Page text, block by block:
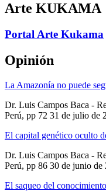
Arte KUKAMA
Portal Arte Kukama
Opinión
La Amazonía no puede
Dr. Luis Campos Baca -
Perú, pp 72 31 de julio de
El capital genético oculto
Dr. Luis Campos Baca -
Perú, pp 86 30 de junio de
El saqueo del conocimiento